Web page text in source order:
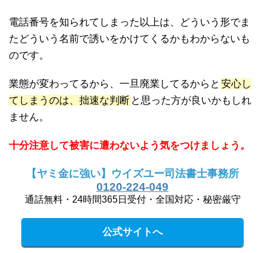
電話番号を知られてしまった以上は、どういう形でま
たどういう名前で誘いをかけてくるかもわからないも
のです。
業態が変わってるから、一旦廃業してるからと 安心し
てしまうのは、拙速な判断 と思った方が良いかもしれ
ません。
十分注意して被害に遭わないよう気をつけましょう。
【ヤミ金に強い】ウイズユー司法書士事務所
0120-224-049
通話無料・24時間365日受付・全国対応・秘密厳守
公式サイトへ